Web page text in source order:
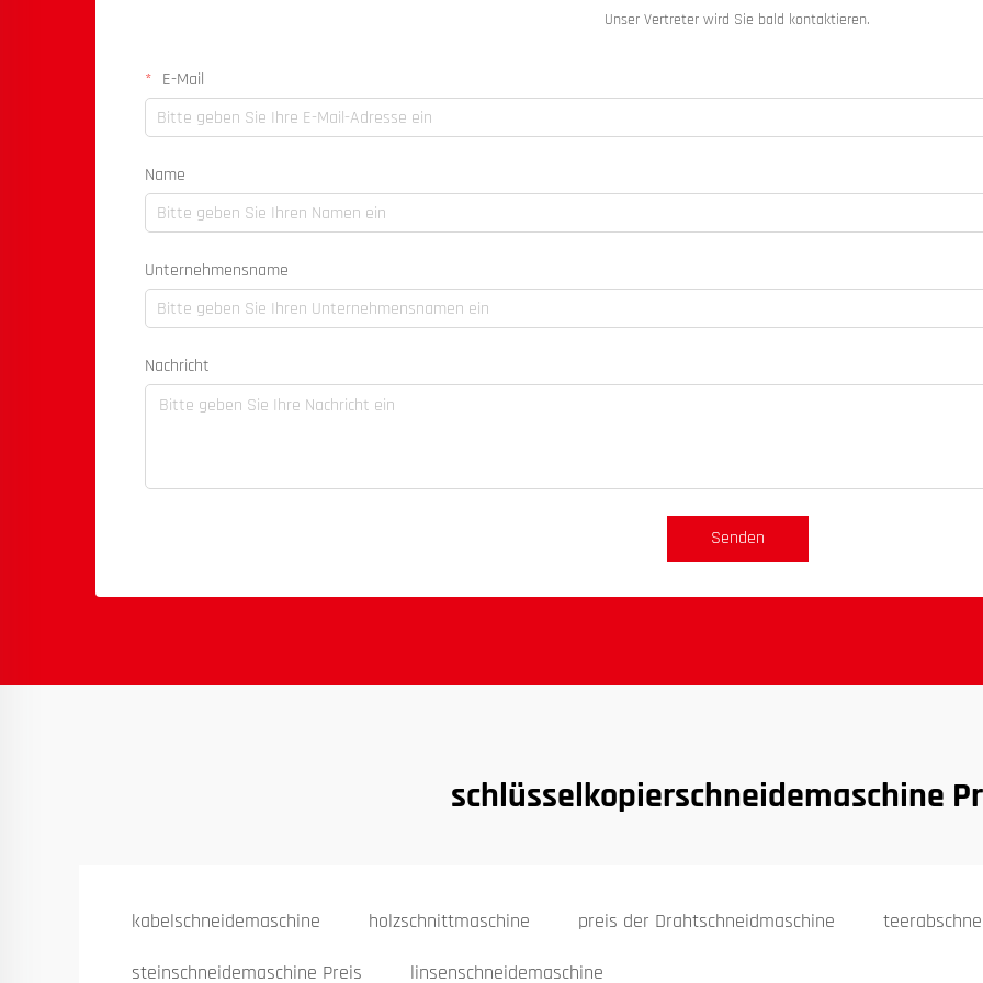
Unser Vertreter wird Sie bald kontaktieren.
E-Mail
Name
Unternehmensname
Nachricht
Senden
schlüsselkopierschneidemaschine
kabelschneidemaschine holzschnittmaschine preis der Drahtschneidmaschine
steinschneidemaschine Preis linsenschneidemaschine